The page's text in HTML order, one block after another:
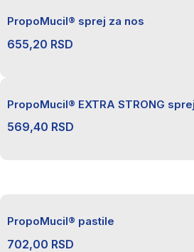
PropoMucil® sprej za nos
655,20 RSD
PropoMucil® EXTRA STRONG
569,40 RSD
PropoMucil® pastile
702,00 RSD